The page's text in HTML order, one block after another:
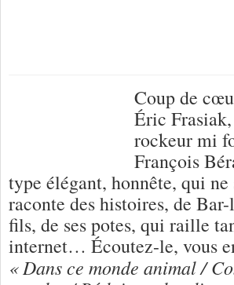
Coup de
Éric
rockeur mi
François
type élégant, honnête, qui
raconte des histoires, de
fils, de ses potes, qui raille
internet… Écoutez-le, vous
« Dans ce monde animal /